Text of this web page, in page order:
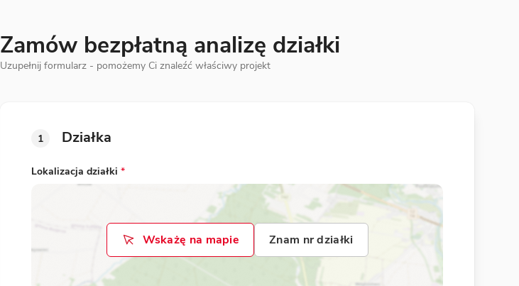
Zamów bezpłatną analizę działki
Uzupełnij formularz - pomożemy Ci znaleźć właściwy projekt
1 Działka
Lokalizacja działki *
Wskażę na mapie Znam nr działki